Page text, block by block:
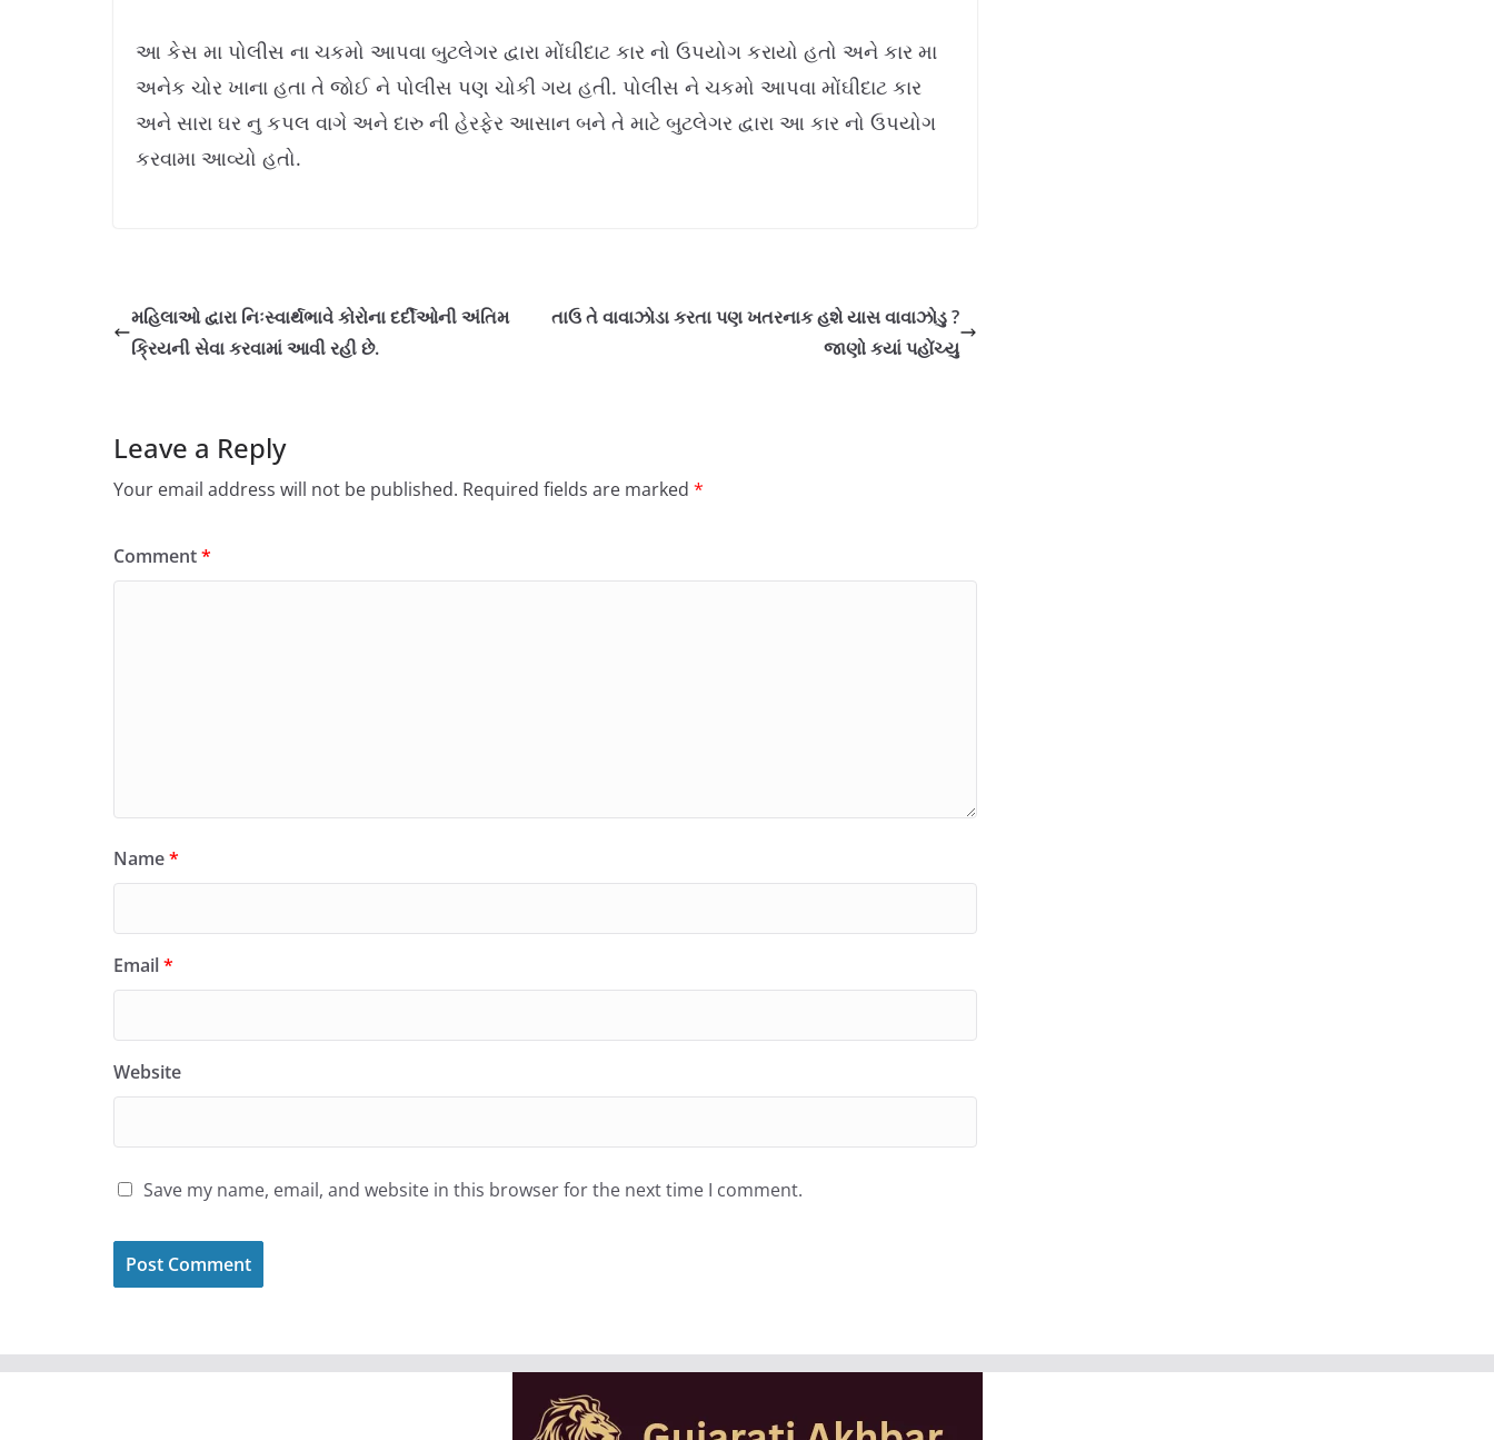
આ કેસ મા પોલીસ ના ચકમો આપવા બુટલેગર દ્વારા મોંઘીદાટ કાર નો ઉપયોગ કરાયો હતો અને કાર મા
અનેક ચોર ખાના હતા તે જોઈ ને પોલીસ પણ ચોકી ગય હતી. પોલીસ ને ચકમો આપવા મોંઘીદાટ કાર
અને સારા ઘર નુ કપલ વાગે અને દારુ ની હેરફેર આસાન બને તે માટે બુટલેગર દ્વારા આ કાર નો ઉપયોગ
કરવામા આવ્યો હતો.
મહિલાઓ દ્વારા નિઃસ્વાર્થભાવે કોરોના દર્દીઓની અંતિમ
ક્રિયની સેવા કરવામાં આવી રહી છે.
તાઉ તે વાવાઝોડા કરતા પણ ખતરનાક હશે યાસ વાવાઝોડુ ?
જાણો કયાં પહોંચ્યુ
Leave a Reply
Your email address will not be published. Required fields are marked *
Comment*
Name*
Email*
Website
Save my name, email, and website in this browser for the next time I comment.